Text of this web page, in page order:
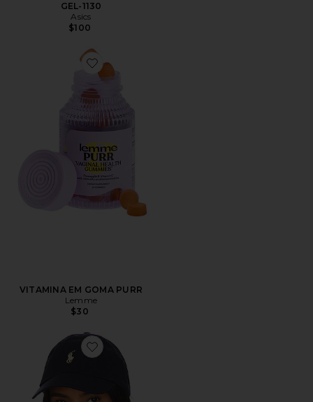
GEL-1130
Asics
$100
Favorite VITAMINA EM GOMA PURR
VITAMINA EM GOMA PURR
Lemme
$30
Favorite Chino Cap